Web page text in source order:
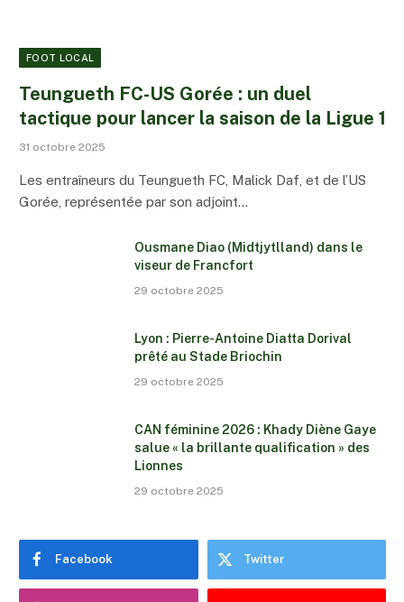
FOOT LOCAL
Teungueth FC-US Gorée : un duel
tactique pour lancer la saison de la Ligue 1
31 octobre 2025
Les entraîneurs du Teungueth FC, Malick Daf, et de l’US
Gorée, représentée par son adjoint…
Ousmane Diao (Midtjytlland) dans le
viseur de Francfort
29 octobre 2025
Lyon : Pierre-Antoine Diatta Dorival
prêté au Stade Briochin
29 octobre 2025
CAN féminine 2026 : Khady Diène Gaye
salue « la brillante qualification » des
Lionnes
29 octobre 2025
Facebook Twitter